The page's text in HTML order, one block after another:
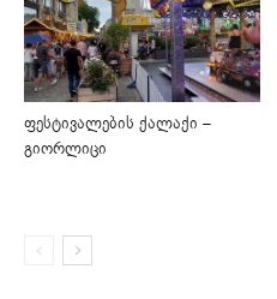
ფესტივალების ქალაქი –
გიორლიცი